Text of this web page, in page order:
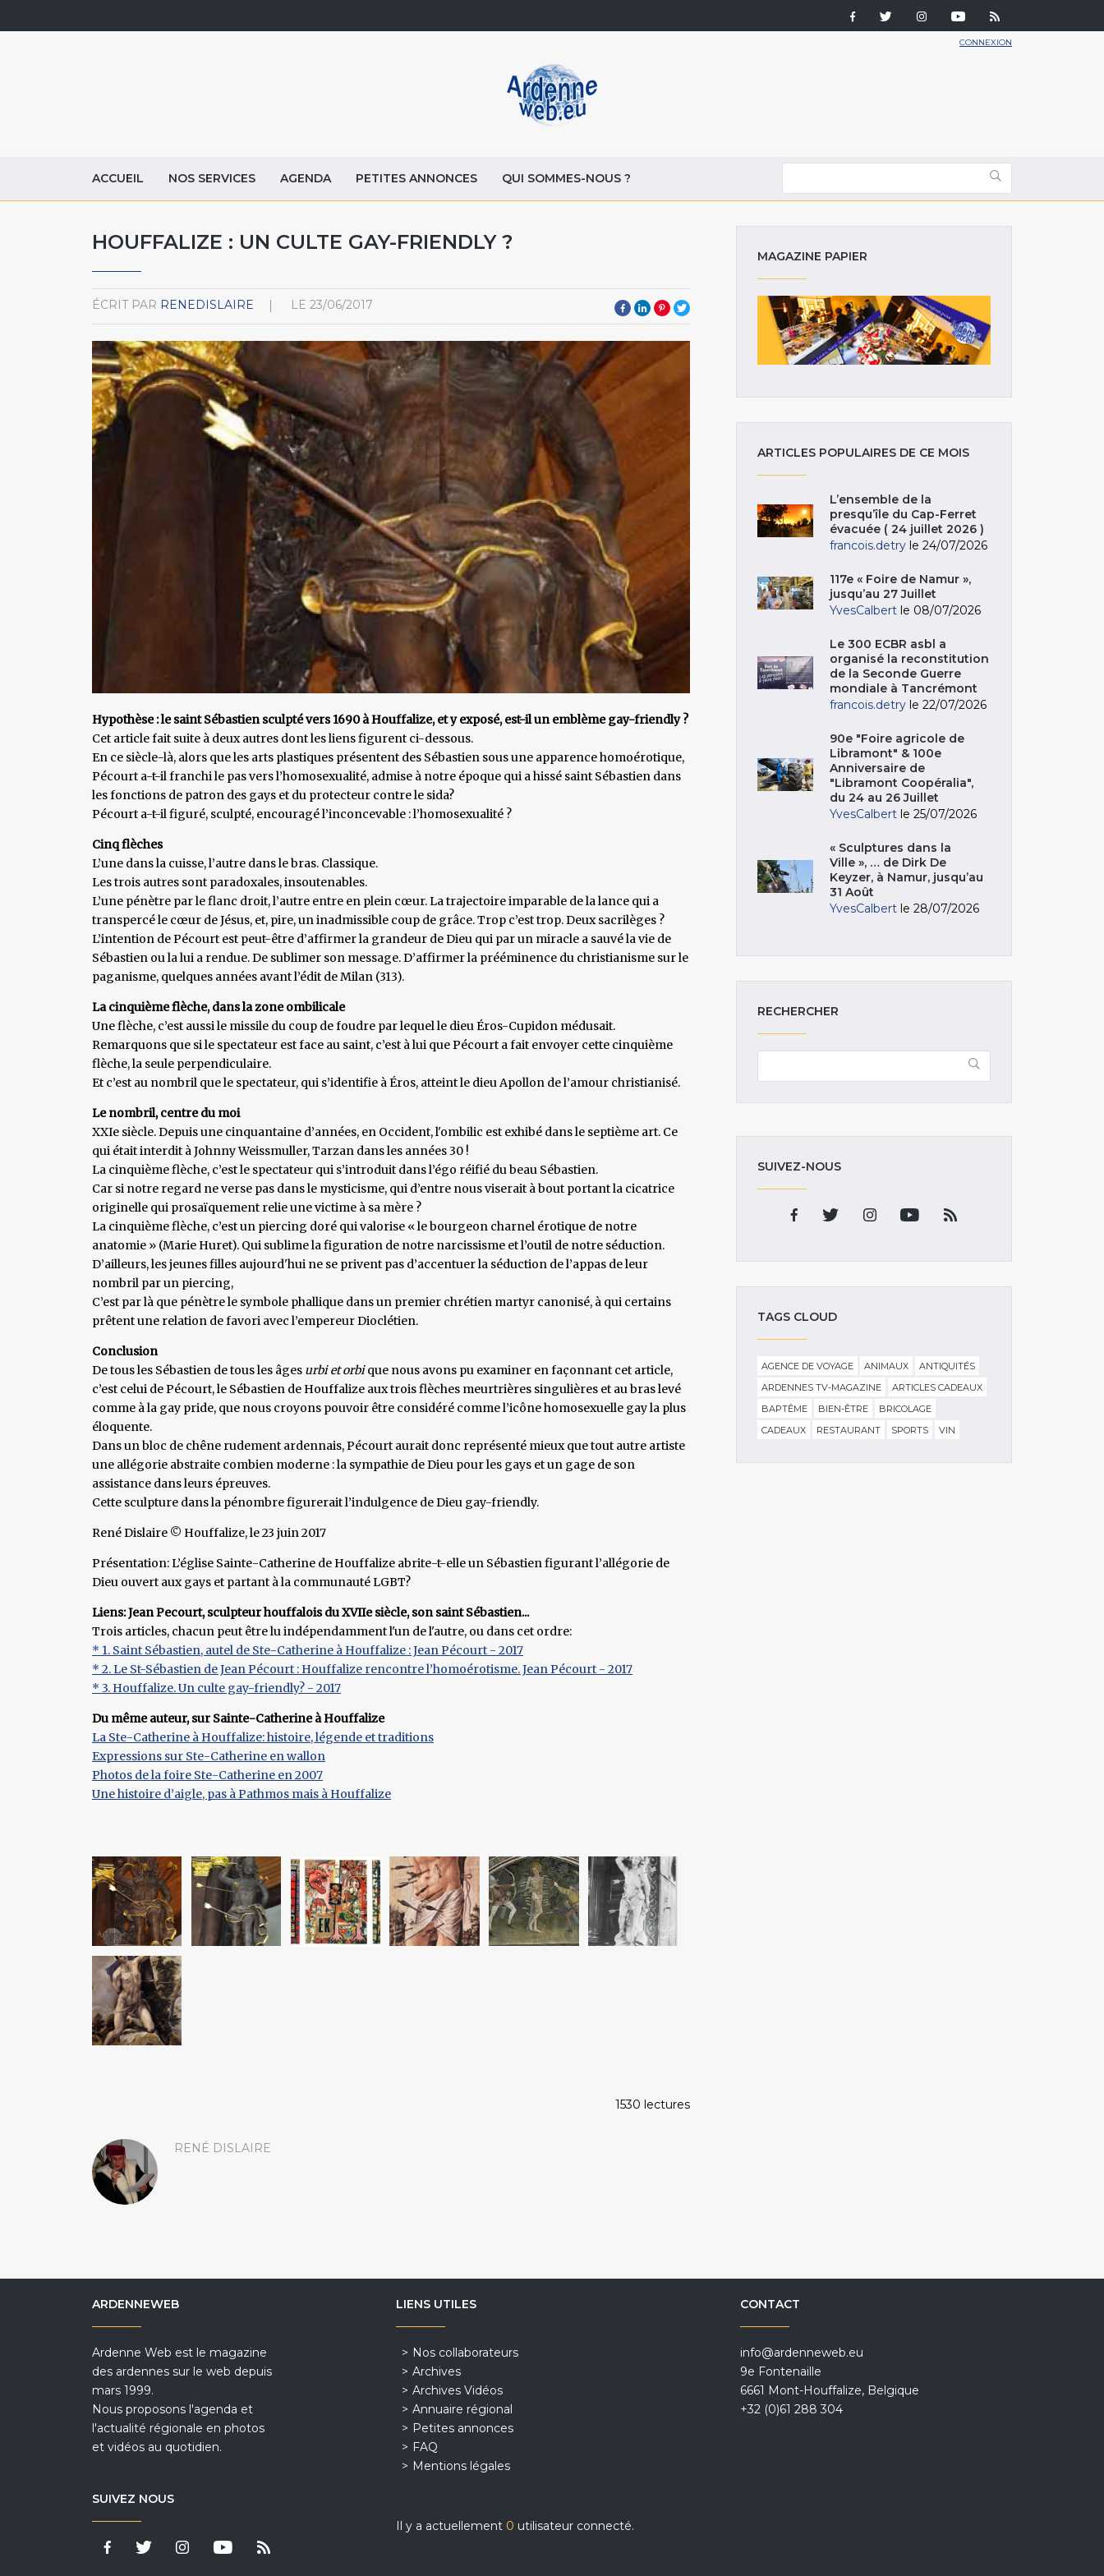
CONNEXION
ACCUEIL NOS SERVICES AGENDA PETITES ANNONCES QUI SOMMES-NOUS ?
HOUFFALIZE : UN CULTE GAY-FRIENDLY ?
ÉCRIT PAR RENEDISLAIRE LE 23/06/2017
Hypothèse : le saint Sébastien sculpté vers 1690 à Houffalize, et y exposé, est-il un emblème gay-friendly ?
Cet article fait suite à deux autres dont les liens figurent ci-dessous.
En ce siècle-là, alors que les arts plastiques présentent des Sébastien sous une apparence homoérotique,
Pécourt a-t-il franchi le pas vers l’homosexualité, admise à notre époque qui a hissé saint Sébastien dans
les fonctions de patron des gays et du protecteur contre le sida?
Pécourt a-t-il figuré, sculpté, encouragé l’inconcevable : l’homosexualité ?
Cinq flèches
L’une dans la cuisse, l’autre dans le bras. Classique.
Les trois autres sont paradoxales, insoutenables.
L’une pénètre par le flanc droit, l’autre entre en plein cœur. La trajectoire imparable de la lance qui a
transpercé le cœur de Jésus, et, pire, un inadmissible coup de grâce. Trop c’est trop. Deux sacrilèges ?
L’intention de Pécourt est peut-être d’affirmer la grandeur de Dieu qui par un miracle a sauvé la vie de
Sébastien ou la lui a rendue. De sublimer son message. D’affirmer la prééminence du christianisme sur le
paganisme, quelques années avant l’édit de Milan (313).
La cinquième flèche, dans la zone ombilicale
Une flèche, c’est aussi le missile du coup de foudre par lequel le dieu Éros-Cupidon médusait.
Remarquons que si le spectateur est face au saint, c’est à lui que Pécourt a fait envoyer cette cinquième
flèche, la seule perpendiculaire.
Et c’est au nombril que le spectateur, qui s’identifie à Éros, atteint le dieu Apollon de l’amour christianisé.
Le nombril, centre du moi
XXIe siècle. Depuis une cinquantaine d’années, en Occident, l'ombilic est exhibé dans le septième art. Ce
qui était interdit à Johnny Weissmuller, Tarzan dans les années 30 !
La cinquième flèche, c’est le spectateur qui s’introduit dans l’égo réifié du beau Sébastien.
Car si notre regard ne verse pas dans le mysticisme, qui d’entre nous viserait à bout portant la cicatrice
originelle qui prosaïquement relie une victime à sa mère ?
La cinquième flèche, c’est un piercing doré qui valorise « le bourgeon charnel érotique de notre
anatomie » (Marie Huret). Qui sublime la figuration de notre narcissisme et l’outil de notre séduction.
D’ailleurs, les jeunes filles aujourd'hui ne se privent pas d’accentuer la séduction de l’appas de leur
nombril par un piercing,
C’est par là que pénètre le symbole phallique dans un premier chrétien martyr canonisé, à qui certains
prêtent une relation de favori avec l’empereur Dioclétien.
Conclusion
De tous les Sébastien de tous les âges urbi et orbique nous avons pu examiner en façonnant cet article,
c’est celui de Pécourt, le Sébastien de Houffalize aux trois flèches meurtrières singulières et au bras levé
comme à la gay pride, que nous croyons pouvoir être considéré comme l’icône homosexuelle gay la plus
éloquente.
Dans un bloc de chêne rudement ardennais, Pécourt aurait donc représenté mieux que tout autre artiste
une allégorie abstraite combien moderne : la sympathie de Dieu pour les gays et un gage de son
assistance dans leurs épreuves.
Cette sculpture dans la pénombre figurerait l’indulgence de Dieu gay-friendly.
René Dislaire © Houffalize, le 23 juin 2017
Présentation: L’église Sainte-Catherine de Houffalize abrite-t-elle un Sébastien figurant l’allégorie de
Dieu ouvert aux gays et partant à la communauté LGBT?
Liens: Jean Pecourt, sculpteur houffalois du XVIIe siècle, son saint Sébastien...
Trois articles, chacun peut être lu indépendamment l'un de l'autre, ou dans cet ordre:
* 1. Saint Sébastien, autel de Ste-Catherine à Houffalize : Jean Pécourt - 2017
* 2. Le St-Sébastien de Jean Pécourt : Houffalize rencontre l’homoérotisme. Jean Pécourt - 2017
* 3. Houffalize. Un culte gay-friendly? - 2017
Du même auteur, sur Sainte-Catherine à Houffalize
La Ste-Catherine à Houffalize: histoire, légende et traditions
Expressions sur Ste-Catherine en wallon
Photos de la foire Ste-Catherine en 2007
Une histoire d’aigle, pas à Pathmos mais à Houffalize
1530 lectures
RENÉ DISLAIRE
MAGAZINE PAPIER
ARTICLES POPULAIRES DE CE MOIS
L’ensemble de la
presqu’île du Cap-Ferret
évacuée ( 24 juillet 2026 )
francois.detry le 24/07/2026
117e « Foire de Namur »,
jusqu’au 27 Juillet
YvesCalbert le 08/07/2026
Le 300 ECBR asbl a
organisé la reconstitution
de la Seconde Guerre
mondiale à Tancrémont
francois.detry le 22/07/2026
90e "Foire agricole de
Libramont" & 100e
Anniversaire de
"Libramont Coopéralia",
du 24 au 26 Juillet
YvesCalbert le 25/07/2026
« Sculptures dans la
Ville », … de Dirk De
Keyzer, à Namur, jusqu’au
31 Août
YvesCalbert le 28/07/2026
RECHERCHER
SUIVEZ-NOUS
TAGS CLOUD
AGENCE DE VOYAGE ANIMAUX
ANTIQUITÉS
ARDENNES TV-MAGAZINE
ARTICLES CADEAUX
BAPTÊME
BIEN-ÊTRE
BRICOLAGE
CADEAUX
RESTAURANT SPORTS VIN
ARDENNEWEB
Ardenne Web est le magazine
des ardennes sur le web depuis
mars 1999.
Nous proposons l'agenda et
l'actualité régionale en photos
et vidéos au quotidien.
SUIVEZ NOUS
LIENS UTILES
Nos collaborateurs
Archives
Archives Vidéos
Annuaire régional
Petites annonces
FAQ
Mentions légales
Il y a actuellement 0 utilisateur connecté.
CONTACT
info@ardenneweb.eu
9e Fontenaille
6661 Mont-Houffalize, Belgique
+32 (0)61 288 304